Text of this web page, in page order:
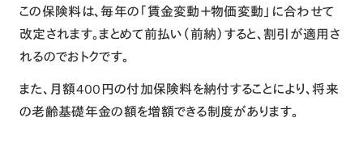
この保険料は、毎年の「賃金変動＋物価変動」に合わせて
改定されます。まとめて前払い（前納）すると、割引が適用さ
れるのでおトクです。
また、月額400円の付加保険料を納付することにより、将来
の老齢基礎年金の額を増額できる制度があります。